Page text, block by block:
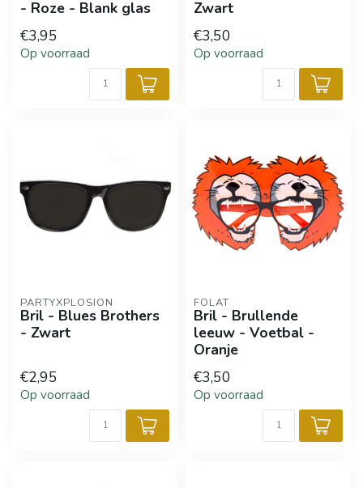
- Roze - Blank glas
€3,95
Op voorraad
Zwart
€3,50
Op voorraad
PARTYXPLOSION
Bril - Blues Brothers
- Zwart
€2,95
Op voorraad
FOLAT
Bril - Brullende
leeuw - Voetbal -
Oranje
€3,50
Op voorraad